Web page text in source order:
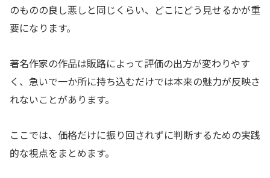
のものの良し悪しと同じくらい、どこにどう見せるかが重
要になります。
著名作家の作品は販路によって評価の出方が変わりやす
く、急いで一か所に持ち込むだけでは本来の魅力が反映さ
れないことがあります。
ここでは、価格だけに振り回されずに判断するための実践
的な視点をまとめます。